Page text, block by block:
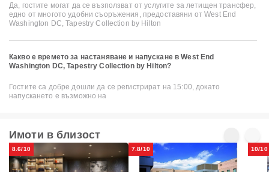
Да, гостите могат да се възползват от услугите за летищен трансфер,
едно от многото удобни съоръжения, предоставяни от West End
Washington DC, Tapestry Collection by Hilton
Какво е времето за настаняване и напускане в West End
Washington DC, Tapestry Collection by Hilton?
Гостите са добре дошли да се регистрират на 15:00, докато
напускането е възможно на
Имоти в близост
8.6/10 7.8/10 10/10